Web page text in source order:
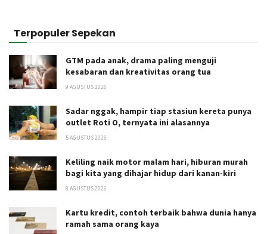
Terpopuler Sepekan
GTM pada anak, drama paling menguji
kesabaran dan kreativitas orang tua
9 AGUSTUS 2026
Sadar nggak, hampir tiap stasiun kereta punya
outlet Roti O, ternyata ini alasannya
5 AGUSTUS 2026
Keliling naik motor malam hari, hiburan murah
bagi kita yang dihajar hidup dari kanan-kiri
8 AGUSTUS 2026
Kartu kredit, contoh terbaik bahwa dunia hanya
ramah sama orang kaya